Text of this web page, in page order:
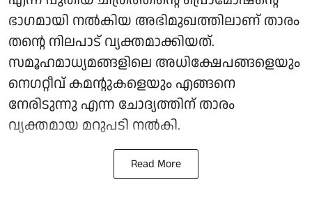
ഭാഗമായി നൽകിയ അഭിമുഖത്തിലാണ് താരം
തന്റെ നിലപാട് വ്യക്തമാക്കിയത്.
സമൂഹമാധ്യമങ്ങളിലെ അധിക്ഷേപങ്ങളെയും
നെഗറ്റീവ് കമന്റുകളെയും എങ്ങനെ
നേരിടുന്നു എന്ന ചോദ്യത്തിന് താരം
വ്യക്തമായ മറുപടി നൽകി.
Read More